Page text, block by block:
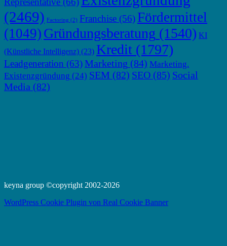
(2469) Factoring (2) Franchise (56) Fördermittel
(1049) Gründungsberatung (1540) KI
(Künstliche Intelligenz) (23) Kredit (1797)
Leadgeneration (63)Marketing (84) Marketing.
Existenzgründung (24) SEM (82) SEO (85) Social
Media (82)
keyna group ©copyright 2002-2026
WordPress Cookie Plugin von Real Cookie Banner